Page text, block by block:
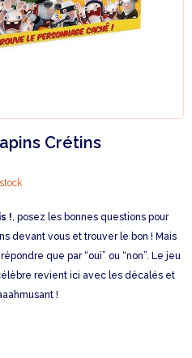
Crétins
!, posez les bonnes questions pour
devant vous et trouver le bon ! Mais
que par “oui” ou “non”. Le jeu
revient ici avec les décalés et
!